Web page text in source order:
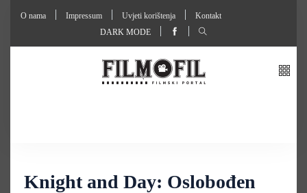
O nama Impressum Uvjeti korištenja
Kontakt
DARK MODE
Knight and Day: Oslobođen